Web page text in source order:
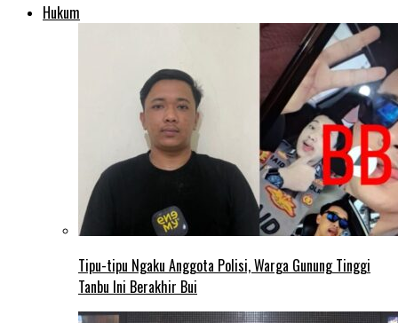
Hukum
Tipu-tipu Ngaku Anggota Polisi, Warga Gunung Tinggi
Tanbu Ini Berakhir Bui